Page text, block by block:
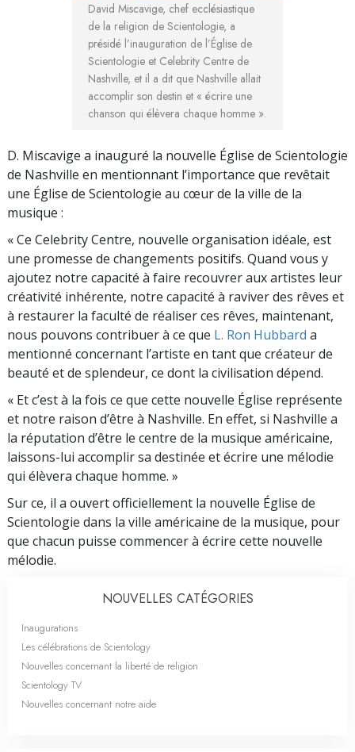
David Miscavige, chef ecclésiastique
de la religion de Scientologie, a
présidé l’inauguration de l’Église de
Scientologie et Celebrity Centre de
Nashville, et il a dit que Nashville allait
accomplir son destin et « écrire une
chanson qui élèvera chaque homme ».
D. Miscavige a inauguré la nouvelle Église de Scientologie
de Nashville en mentionnant l’importance que revêtait
une Église de Scientologie au cœur de la ville de la
musique :
« Ce Celebrity Centre, nouvelle organisation idéale, est
une promesse de changements positifs. Quand vous y
ajoutez notre capacité à faire recouvrer aux artistes leur
créativité inhérente, notre capacité à raviver des rêves et
à restaurer la faculté de réaliser ces rêves, maintenant,
nous pouvons contribuer à ce que L. Ron Hubbard a
mentionné concernant l’artiste en tant que créateur de
beauté et de splendeur, ce dont la civilisation dépend.
« Et c’est à la fois ce que cette nouvelle Église représente
et notre raison d’être à Nashville. En effet, si Nashville a
la réputation d’être le centre de la musique américaine,
laissons-lui accomplir sa destinée et écrire une mélodie
qui élèvera chaque homme. »
Sur ce, il a ouvert officiellement la nouvelle Église de
Scientologie dans la ville américaine de la musique, pour
que chacun puisse commencer à écrire cette nouvelle
mélodie.
NOUVELLES CATÉGORIES
Inaugurations
Les célébrations de Scientology
Nouvelles concernant la liberté de religion
Scientology TV
Nouvelles concernant notre aide